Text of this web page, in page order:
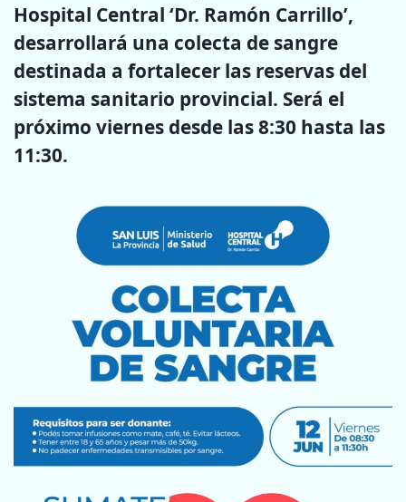
Hospital Central ‘Dr. Ramón Carrillo’,
desarrollará una colecta de sangre
destinada a fortalecer las reservas del
sistema sanitario provincial. Será el
próximo viernes desde las 8:30 hasta las
11:30.